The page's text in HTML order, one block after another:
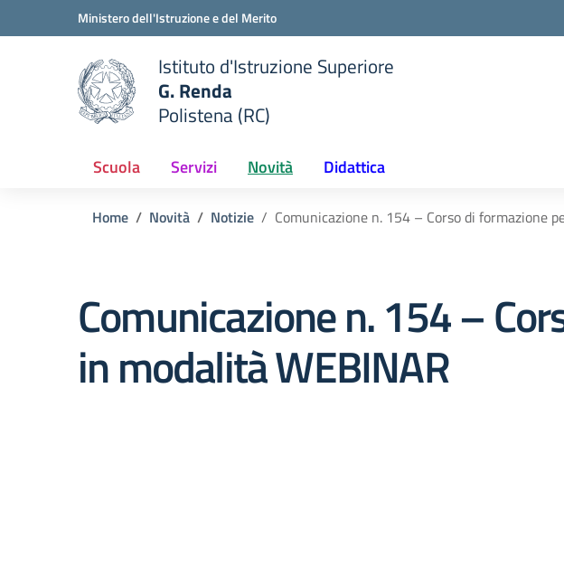
Vai ai contenuti
Vai al menu di navigazioneMinistero dell'Istruzione e del Merito
scuola
Istituto d'Istruzione Superiore
G. Renda
Polistena (RC)
Scuola Servizi Novità Didattica
Home Novità Notizie Comunicazione n. 154 – Corso di formazione
Comunicazione n. 154 –
in modalità WEBINAR